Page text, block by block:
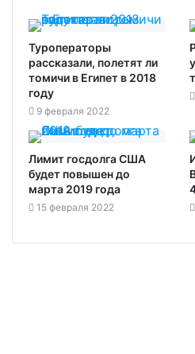
Туроператоры
рассказали, полетят ли
томичи в Египет в 2018
году
9 февраля 2022
Лимит госдолга США
будет повышен до
марта 2019 года‍
15 февраля 2022